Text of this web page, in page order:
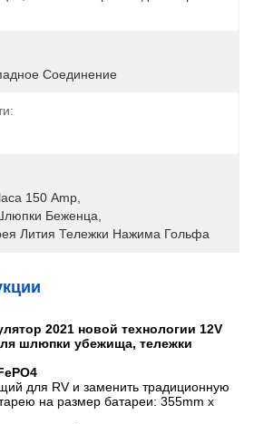
Соединение
150 Amp
Беженца
Лития Тележки Нажима Гольфа
2021 новой технологии 12V
шлюпки убежища, тележки
для RV и заменить традиционную
на размер батареи: 355mm x